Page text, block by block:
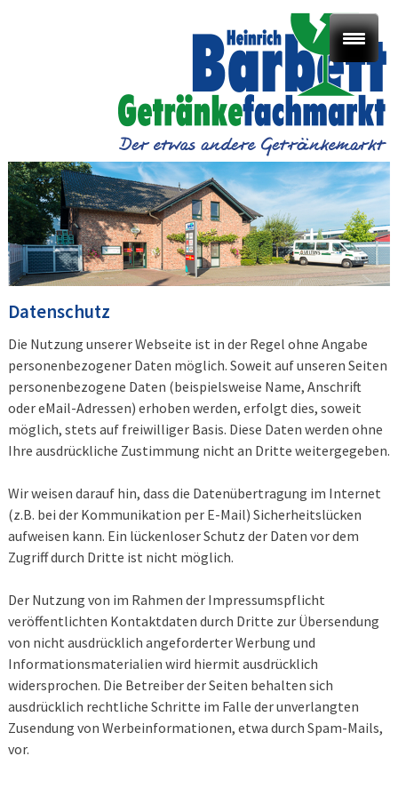
Datenschutz
Die Nutzung unserer Webseite ist in der Regel ohne Angabe
personenbezogener Daten möglich. Soweit auf unseren Seiten
personenbezogene Daten (beispielsweise Name, Anschrift
oder eMail-Adressen) erhoben werden, erfolgt dies, soweit
möglich, stets auf freiwilliger Basis. Diese Daten werden ohne
Ihre ausdrückliche Zustimmung nicht an Dritte weitergegeben.
Wir weisen darauf hin, dass die Datenübertragung im Internet
(z.B. bei der Kommunikation per E-Mail) Sicherheitslücken
aufweisen kann. Ein lückenloser Schutz der Daten vor dem
Zugriff durch Dritte ist nicht möglich.
Der Nutzung von im Rahmen der Impressumspflicht
veröffentlichten Kontaktdaten durch Dritte zur Übersendung
von nicht ausdrücklich angeforderter Werbung und
Informationsmaterialien wird hiermit ausdrücklich
widersprochen. Die Betreiber der Seiten behalten sich
ausdrücklich rechtliche Schritte im Falle der unverlangten
Zusendung von Werbeinformationen, etwa durch Spam-Mails,
vor.